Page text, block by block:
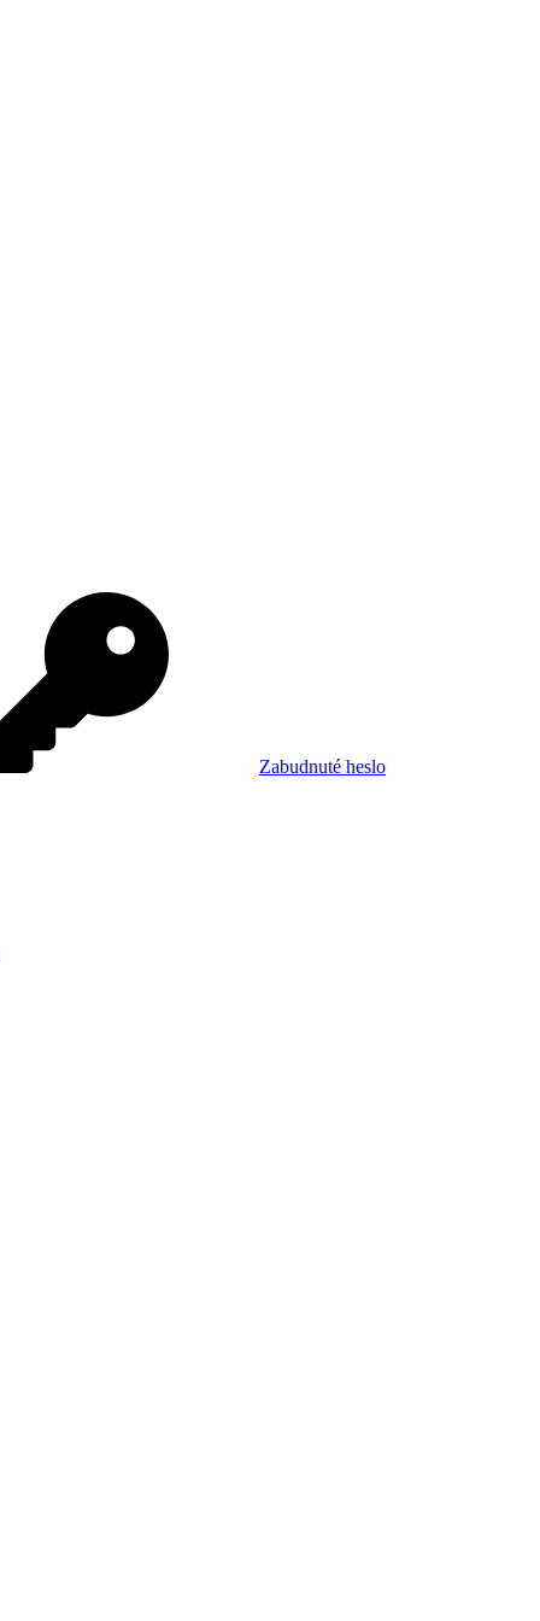
Zabudnuté heslo